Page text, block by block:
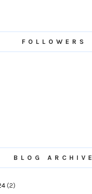
FOLLOWERS
BLOG ARCHIVE
(2)